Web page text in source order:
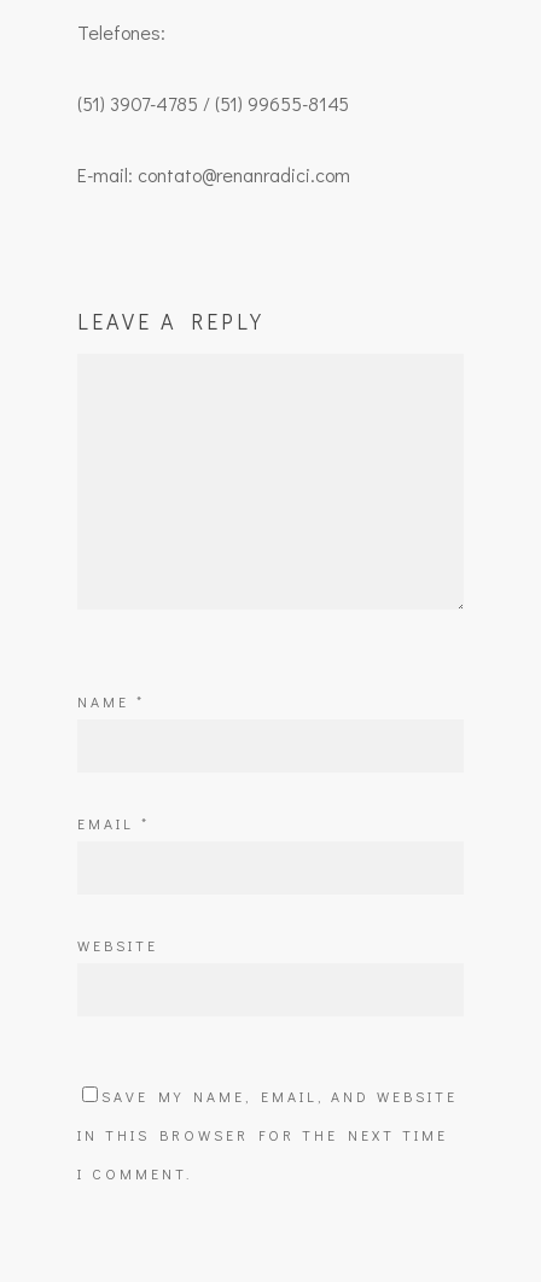
Telefones:
(51) 3907-4785 / (51) 99655-8145
E-mail: contato@renanradici.com
LEAVE A REPLY
NAME *
EMAIL *
WEBSITE
SAVE MY NAME, EMAIL, AND WEBSITE
IN THIS BROWSER FOR THE NEXT TIME
I COMMENT.